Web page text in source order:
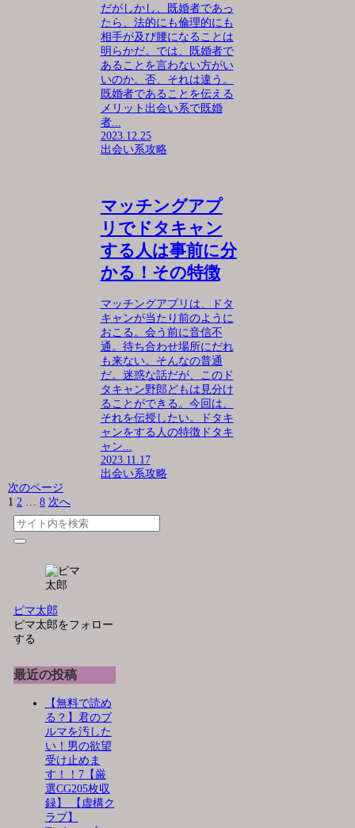
だがしかし、既婚者であっ
たら、法的にも倫理的にも
相手が及び腰になることは
明らかだ。では、既婚者で
あることを言わない方がい
いのか。否、それは違う。
既婚者であることを伝える
メリット出会い系で既婚
者...
2023.12.25
出会い系攻略
マッチングアプ
リでドタキャン
する人は事前に分
かる！その特徴
マッチングアプリは、ドタ
キャンが当たり前のように
おこる。会う前に音信不
通。待ち合わせ場所にだれ
も来ない。そんなの普通
だ。迷惑な話だが、このド
タキャン野郎どもは見分け
ることができる。今回は、
それを伝授したい。ドタキ
ャンをする人の特徴ドタキ
ャン...
2023.11.17
出会い系攻略
次のページ
1 2 … 8 次へ
ピマ太郎
ピマ太郎をフォロー
する
最近の投稿
【無料で読め
る？】君のブ
ルマを汚した
い！男の欲望
受け止めま
す！！7【厳
選CG205枚収
録】 【虚構ク
ラブ】